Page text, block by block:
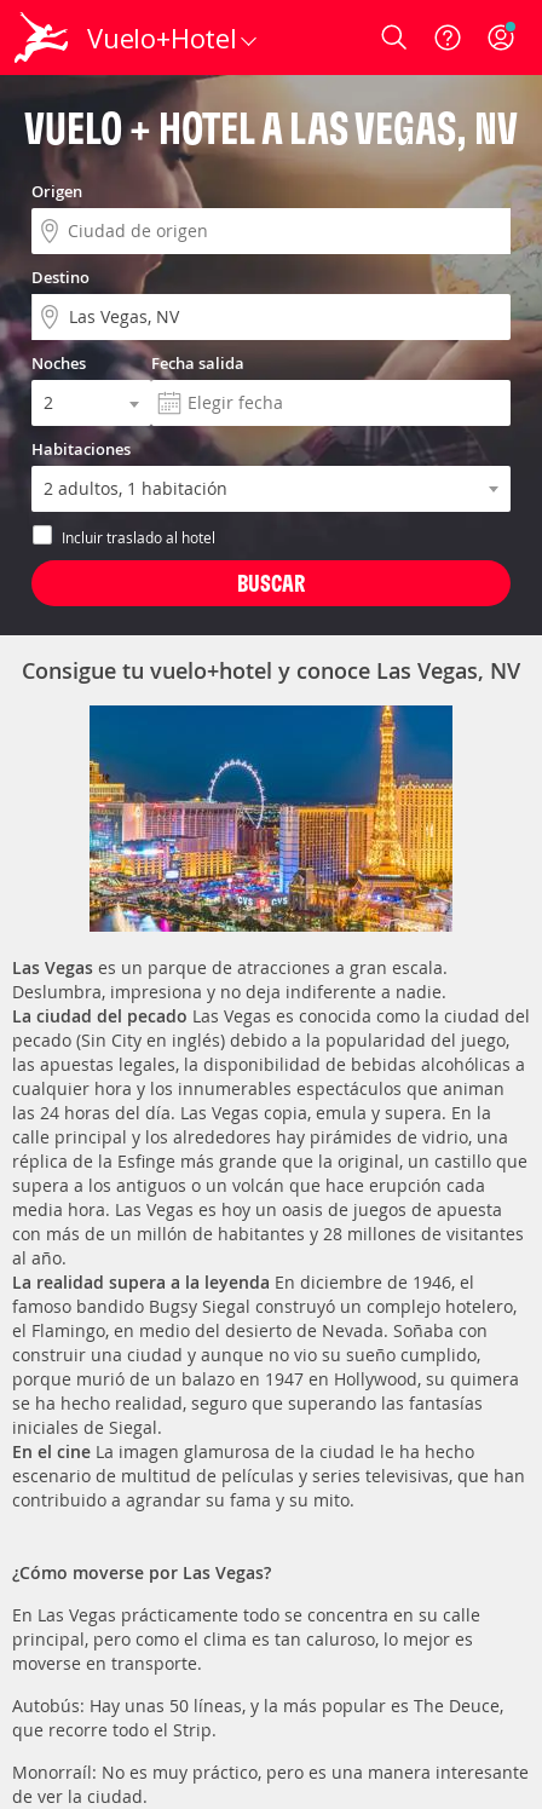
Vuelo+Hotel Login
VUELO + HOTEL A LAS VEGAS, NV
Origen
Destino
Noches Fecha salida
Habitaciones
Incluir traslado al hotel
Consigue tu vuelo+hotel y conoce Las Vegas, NV
Las Vegas es un parque de atracciones a gran escala.
Deslumbra, impresiona y no deja indiferente a nadie.
La ciudad del pecado Las Vegas es conocida como la ciudad del
pecado (Sin City en inglés) debido a la popularidad del juego,
las apuestas legales, la disponibilidad de bebidas alcohólicas a
cualquier hora y los innumerables espectáculos que animan
las 24 horas del día. Las Vegas copia, emula y supera. En la
calle principal y los alrededores hay pirámides de vidrio, una
réplica de la Esfinge más grande que la original, un castillo que
supera a los antiguos o un volcán que hace erupción cada
media hora. Las Vegas es hoy un oasis de juegos de apuesta
con más de un millón de habitantes y 28 millones de visitantes
al año.
La realidad supera a la leyenda En diciembre de 1946, el
famoso bandido Bugsy Siegal construyó un complejo hotelero,
el Flamingo, en medio del desierto de Nevada. Soñaba con
construir una ciudad y aunque no vio su sueño cumplido,
porque murió de un balazo en 1947 en Hollywood, su quimera
se ha hecho realidad, seguro que superando las fantasías
iniciales de Siegal.
En el cine La imagen glamurosa de la ciudad le ha hecho
escenario de multitud de películas y series televisivas, que han
contribuido a agrandar su fama y su mito.
¿Cómo moverse por Las Vegas?
En Las Vegas prácticamente todo se concentra en su calle
principal, pero como el clima es tan caluroso, lo mejor es
moverse en transporte.
Autobús: Hay unas 50 líneas, y la más popular es The Deuce,
que recorre todo el Strip.
Monorraíl: No es muy práctico, pero es una manera interesante
de ver la ciudad.